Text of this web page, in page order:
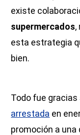
existe
supermercados,
esta estrategia
bien.
Todo fue
arrestada en
promoción a